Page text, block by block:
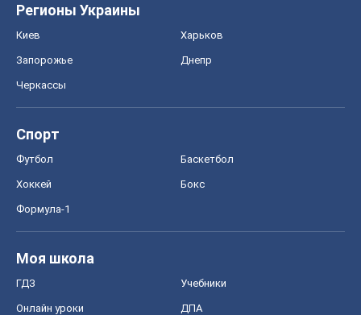
Регионы Украины
Киев Харьков
Запорожье Днепр
Черкассы
Спорт
Футбол Баскетбол
Хоккей Бокс
Формула-1
Моя школа
ГДЗ Учебники
Онлайн уроки ДПА